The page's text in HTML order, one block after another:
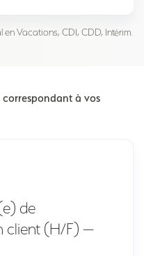
Vacations, CDI, CDD, Intérim.
à vos
de
client (H/F) —